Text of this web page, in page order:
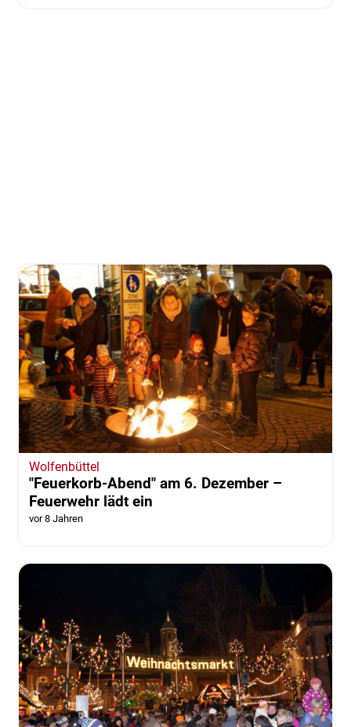
Wolfenbüttel
"Feuerkorb-Abend" am 6. Dezember –
Feuerwehr lädt ein
vor 8 Jahren